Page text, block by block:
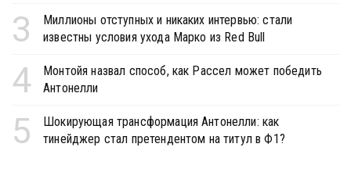
3
Миллионы отступных и никаких интервью: стали
известны условия ухода Марко из Red Bull
4
Монтойя назвал способ, как Рассел может победить
Антонелли
5
Шокирующая трансформация Антонелли: как
тинейджер стал претендентом на титул в Ф1?